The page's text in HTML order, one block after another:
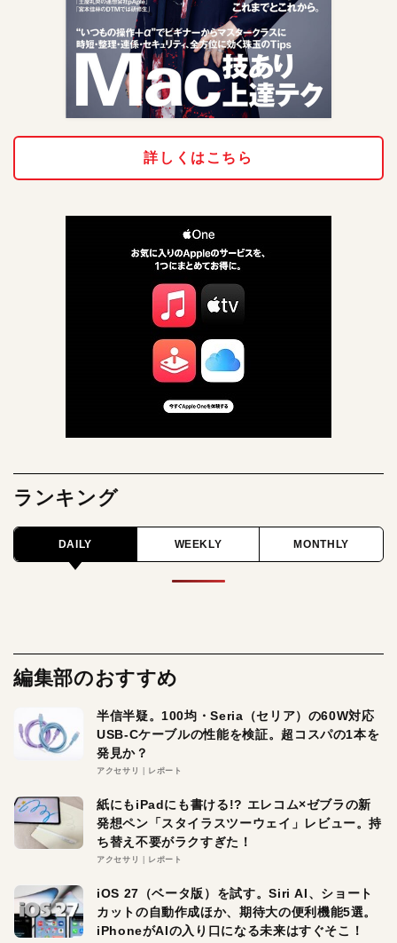
詳しくはこちら
ランキング
DAILY WEEKLY MONTHLY
編集部のおすすめ
半信半疑。100均・Seria（セリア）の60W対応
USB-Cケーブルの性能を検証。超コスパの1本を
発見か？
アクセサリ レポート
紙にもiPadにも書ける!? エレコム×ゼブラの新
発想ペン「スタイラスツーウェイ」レビュー。持
ち替え不要がラクすぎた！
アクセサリ レポート
iOS 27（ベータ版）を試す。Siri AI、ショート
カットの自動作成ほか、期待大の便利機能5選。
iPhoneがAIの入り口になる未来はすぐそこ！